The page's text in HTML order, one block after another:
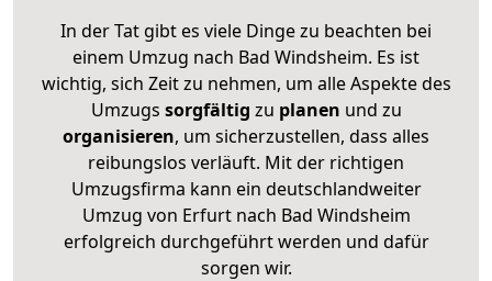
In der Tat gibt es viele Dinge zu beachten bei
einem Umzug nach Bad Windsheim. Es ist
wichtig, sich Zeit zu nehmen, um alle Aspekte des
Umzugs sorgfältig zu planen und zu
organisieren, um sicherzustellen, dass alles
reibungslos verläuft. Mit der richtigen
Umzugsfirma kann ein deutschlandweiter
Umzug von Erfurt nach Bad Windsheim
erfolgreich durchgeführt werden und dafür
sorgen wir.